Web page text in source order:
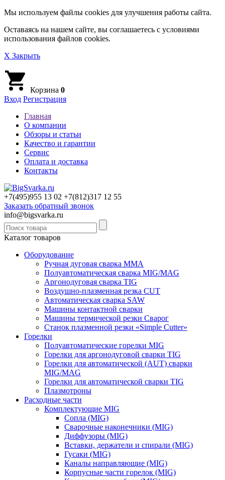
Мы используем файлы cookies для улучшения работы сайта.
Оставаясь на нашем сайте, вы соглашаетесь с условиями
использования файлов cookies.
X Закрыть
Корзина 0
Вход Регистрация
Главная
О компании
Обзоры и статьи
Качество и гарантии
Сервис
Оплата и доставка
Контакты
+7(495)955 13 02 +7(812)317 12 55
Заказать обратный звонок
info@bigsvarka.ru
Каталог товаров
Оборудование
Ручная дуговая сварка ММА
Полуавтоматическая сварка MIG/MAG
Аргонодуговая сварка TIG
Воздушно-плазменная резка CUT
Автоматическая сварка SAW
Машины контактной сварки
Машины термической резки Сварог
Станок плазменной резки «Simple Cutter»
Горелки
Полуавтоматические горелки MIG
Горелки для аргонодуговой сварки TIG
Горелки для автоматической (AUT) сварки
MIG/MAG
Горелки для автоматической сварки TIG
Плазмотроны
Расходные части
Комплектующие MIG
Сопла (MIG)
Сварочные наконечники (MIG)
Диффузоры (MIG)
Вставки, держатели и спирали (MIG)
Гусаки (MIG)
Каналы направляющие (MIG)
Корпусные части горелок (MIG)